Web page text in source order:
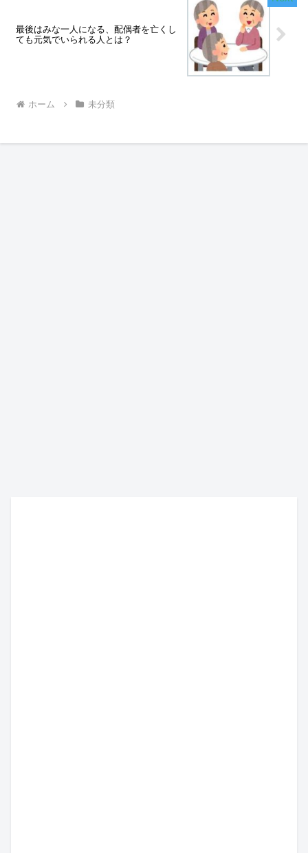
最後はみな一人になる、配偶者を亡くし
ても元気でいられる人とは？
ホーム 未分類